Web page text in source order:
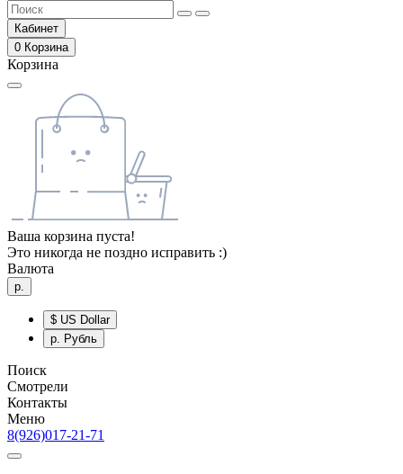
Кабинет
0 Корзина
Корзина
Ваша корзина пуста!
Это никогда не поздно исправить :)
Валюта
р.
$ US Dollar
р. Рубль
Поиск
Смотрели
Контакты
Меню
8(926)017-21-71